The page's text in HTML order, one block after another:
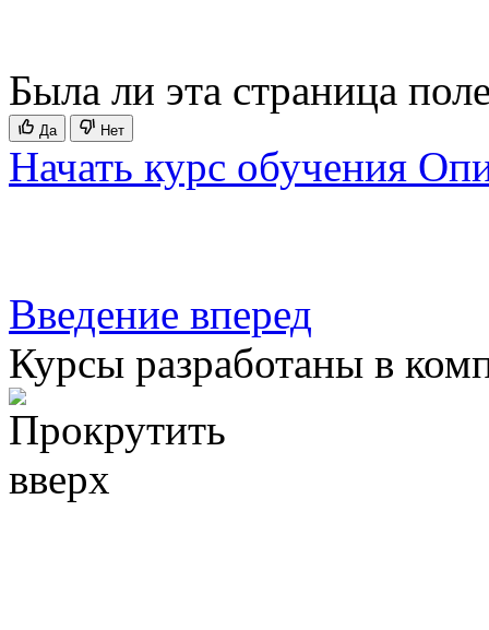
Была ли эта страница
Да Нет
Начать курс обучения
Введение вперед
Курсы разработаны в